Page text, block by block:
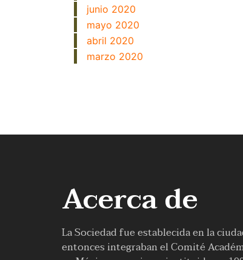
junio 2020
mayo 2020
abril 2020
marzo 2020
Acerca de
La Sociedad fue establecida en la
entonces integraban el Comité